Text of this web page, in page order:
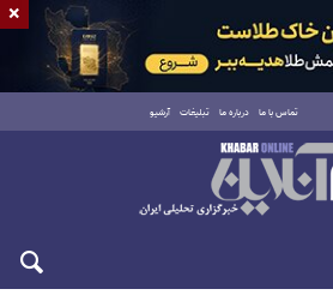
تماس با ما درباره ما تبلیغات آرشیو
×